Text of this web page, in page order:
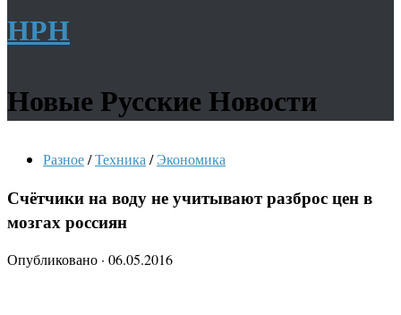
НРН
Новые Русские Новости
Разное/Техника / Экономика
Счётчики на воду не учитывают разброс цен в
мозгах россиян
Опубликовано · 06.05.2016